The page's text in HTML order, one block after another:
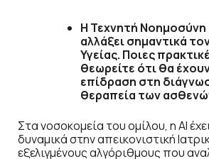
Η Τεχνητή Νοημοσύνη
αλλάξει σημαντικά
Υγείας. Ποιες
θεωρείτε ότι θα
επίδραση στη
θεραπεία των
Στα νοσοκομεία του ομίλου, η ΑΙ
δυναμικά στην απεικονιστική
εξελιγμένους αλγόριθμους που